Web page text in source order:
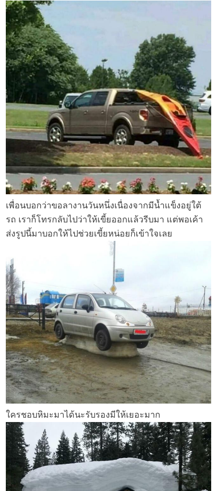
เพื่อนบอกว่าขอลางานวันหนึ่งเนื่องจากมีน้ำแข็งอยู่ใต้
รถ เราก็โทรกลับไปว่าให้เขี้ยออกแล้วรีบมา แต่พอเค้า
ส่งรูปนี้มาบอกให้ไปช่วยเขี้ยหน่อยก็เข้าใจเลย
ใครชอบหิมะมาได้นะรับรองมีให้เยอะมาก